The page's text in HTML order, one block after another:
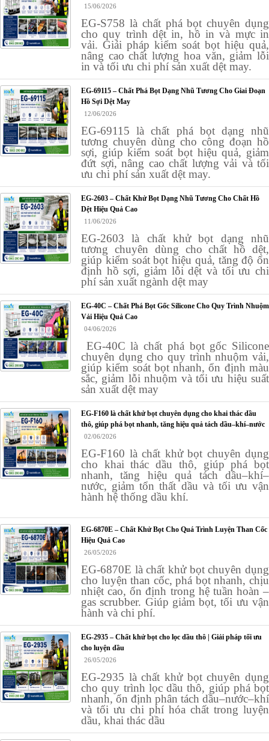
15/06/2026
EG-S758 là chất phá bọt chuyên dụng
cho quy trình dệt in, hồ in và mực in
vải. Giải pháp kiểm soát bọt hiệu quả,
nâng cao chất lượng hoa văn, giảm lỗi
in và tối ưu chi phí sản xuất dệt may.
EG-69115 – Chất Phá Bọt Dạng Nhũ Tương Cho Giai Đoạn
Hồ Sợi Dệt May
12/06/2026
EG-69115 là chất phá bọt dạng nhũ
tương chuyên dùng cho công đoạn hồ
sợi, giúp kiểm soát bọt hiệu quả, giảm
đứt sợi, nâng cao chất lượng vải và tối
ưu chi phí sản xuất dệt may.
EG-2603 – Chất Khử Bọt Dạng Nhũ Tương Cho Chất Hồ
Dệt Hiệu Quả Cao
11/06/2026
EG-2603 là chất khử bọt dạng nhũ
tương chuyên dùng cho chất hồ dệt,
giúp kiểm soát bọt hiệu quả, tăng độ ổn
định hồ sợi, giảm lỗi dệt và tối ưu chi
phí sản xuất ngành dệt may
EG-40C – Chất Phá Bọt Gốc Silicone Cho Quy Trình Nhuộm
Vải Hiệu Quả Cao
04/06/2026
EG-40C là chất phá bọt gốc Silicone
chuyên dụng cho quy trình nhuộm vải,
giúp kiểm soát bọt nhanh, ổn định màu
sắc, giảm lỗi nhuộm và tối ưu hiệu suất
sản xuất dệt may
EG-F160 là chất khử bọt chuyên dụng cho khai thác dầu
thô, giúp phá bọt nhanh, tăng hiệu quả tách dầu–khí–nước
02/06/2026
EG-F160 là chất khử bọt chuyên dụng
cho khai thác dầu thô, giúp phá bọt
nhanh, tăng hiệu quả tách dầu–khí–
nước, giảm tổn thất dầu và tối ưu vận
hành hệ thống dầu khí.
EG-6870E – Chất Khử Bọt Cho Quá Trình Luyện Than Cốc
Hiệu Quả Cao
26/05/2026
EG-6870E là chất khử bọt chuyên dụng
cho luyện than cốc, phá bọt nhanh, chịu
nhiệt cao, ổn định trong hệ tuần hoàn –
gas scrubber. Giúp giảm bọt, tối ưu vận
hành và chi phí.
EG-2935 – Chất khử bọt cho lọc dầu thô | Giải pháp tối ưu
cho luyện dầu
26/05/2026
EG-2935 là chất khử bọt chuyên dụng
cho quy trình lọc dầu thô, giúp phá bọt
nhanh, ổn định phân tách dầu–nước–khí
và tối ưu chi phí hóa chất trong luyện
dầu, khai thác dầu